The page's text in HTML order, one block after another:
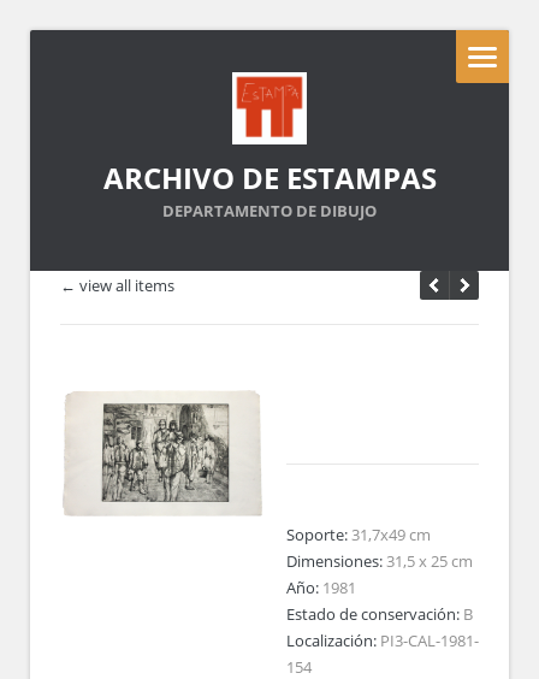
ARCHIVO DE ESTAMPAS
DEPARTAMENTO DE DIBUJO
← view all items
Soporte:31,7x49 cm
Dimensiones:31,5 x 25 cm
Año: 1981
Estado de conservación: B
Localización: PI3-CAL-1981-
154